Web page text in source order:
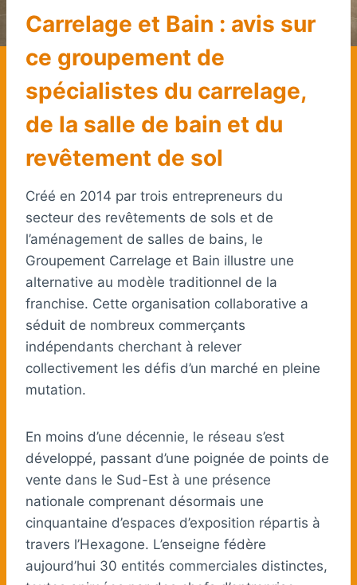
Carrelage et Bain : avis sur
ce groupement de
spécialistes du carrelage,
de la salle de bain et du
revêtement de sol
Créé en 2014 par trois entrepreneurs du
secteur des revêtements de sols et de
l’aménagement de salles de bains, le
Groupement Carrelage et Bain illustre une
alternative au modèle traditionnel de la
franchise. Cette organisation collaborative a
séduit de nombreux commerçants
indépendants cherchant à relever
collectivement les défis d’un marché en pleine
mutation.
En moins d’une décennie, le réseau s’est
développé, passant d’une poignée de points de
vente dans le Sud-Est à une présence
nationale comprenant désormais une
cinquantaine d’espaces d’exposition répartis à
travers l’Hexagone. L’enseigne fédère
aujourd’hui 30 entités commerciales distinctes,